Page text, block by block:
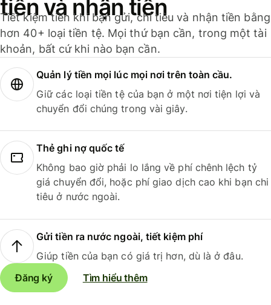
tiền và nhận tiền
Tiết kiệm tiền khi bạn gửi, chi tiêu và nhận tiền bằng
hơn 40+ loại tiền tệ. Mọi thứ bạn cần, trong một tài
khoản, bất cứ khi nào bạn cần.
Quản lý tiền mọi lúc mọi nơi trên toàn cầu.
Giữ các loại tiền tệ của bạn ở một nơi tiện lợi và
chuyển đổi chúng trong vài giây.
Thẻ ghi nợ quốc tế
Không bao giờ phải lo lắng về phí chênh lệch tỷ
giá chuyển đổi, hoặc phí giao dịch cao khi bạn chi
tiêu ở nước ngoài.
Gửi tiền ra nước ngoài, tiết kiệm phí
Giúp tiền của bạn có giá trị hơn, dù là ở đâu.
Đăng ký
Tìm hiểu thêm